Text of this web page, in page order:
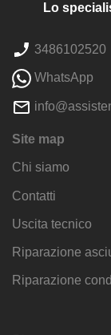
Lo
3486102520
WhatsApp
Site map
Chi siamo
Contatti
Uscita tecnico
Riparazione
Riparazione